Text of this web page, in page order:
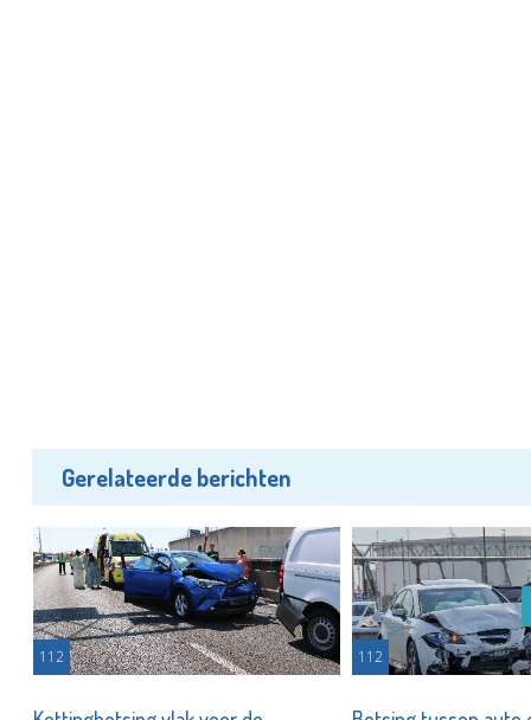
Gerelateerde berichten
112 112